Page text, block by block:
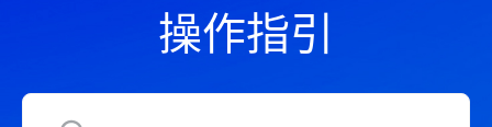
操作指引